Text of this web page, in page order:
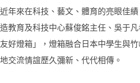
近年來在科技、藝文、體育的亮眼佳
造教育及科技中心蘇俊銘主任、吳于
友好燈箱」，燈箱融合日本中學生與
地交流情誼歷久彌新、代代相傳。